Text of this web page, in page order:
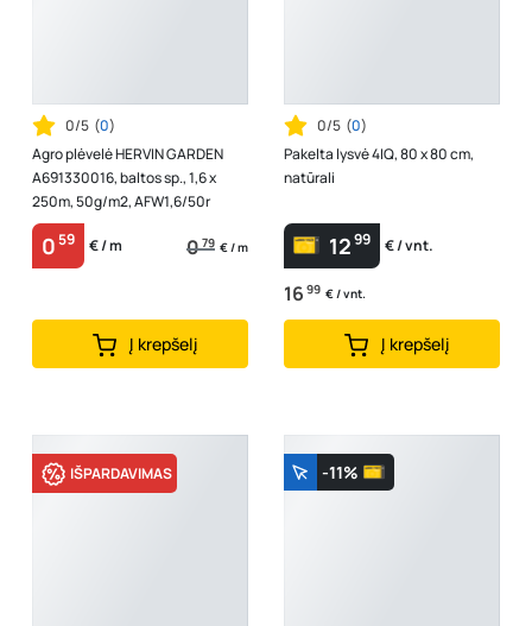
0/5 (0)
Agro plėvelė HERVIN GARDEN
A691330016, baltos sp., 1,6 x
250m, 50g/m2, AFW1,6/50r
059 € / m 079 € / m
Į krepšelį
0/5 (0)
Pakelta lysvė 4IQ, 80 x 80 cm,
natūrali
1299 € / vnt.
16 99 € / vnt.
Į krepšelį
IŠPARDAVIMAS -11%